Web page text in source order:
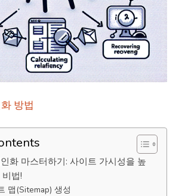
방법
화 마스터하기: 사이트 가시성을 높
법!
맵(Sitemap) 생성